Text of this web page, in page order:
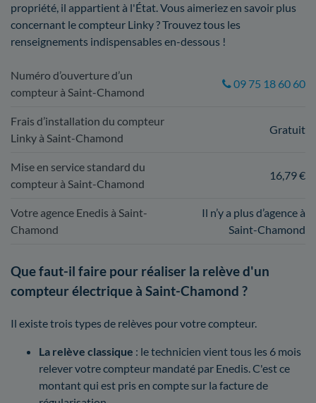
propriété, il appartient à l'État. Vous aimeriez en savoir plus
concernant le compteur Linky ? Trouvez tous les
renseignements indispensables en-dessous !
Numéro d’ouverture d’un
compteur à Saint-Chamond
09 75 18 60 60
Frais d’installation du compteur
Linky à Saint-Chamond
Gratuit
Mise en service standard du
compteur à Saint-Chamond
16,79 €
Votre agence Enedis à Saint-
Chamond
Il n’y a plus d’agence à
Saint-Chamond
Que faut-il faire pour réaliser la relève d'un
compteur électrique à Saint-Chamond ?
Il existe trois types de relèves pour votre compteur.
La relève classique : le technicien vient tous les 6 mois
relever votre compteur mandaté par Enedis. C'est ce
montant qui est pris en compte sur la facture de